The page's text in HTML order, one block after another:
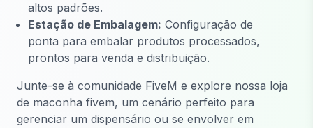
altos padrões.
Estação de Embalagem: Configuração de
ponta para embalar produtos processados,
prontos para venda e distribuição.
Junte-se à comunidade FiveM e explore nossa loja
de maconha fivem, um cenário perfeito para
gerenciar um dispensário ou se envolver em